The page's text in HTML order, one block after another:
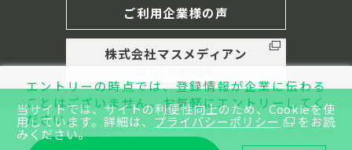
エントリーの時点では、登録情報が企業に伝わる
ことはございません。お気軽にエントリーしてく
ださい。
履歴書・職務経歴書の書き方
コラム
イベントレポート
転職成功までの流れ
キャリア相談(MD紹介)
グリーンジョブとは
よくあるご質問
ご利用企業様の声
株式会社マスメディアン
サービス利用規約 プライバシーポリシー
当サイトでは、サイトの利便性向上のため、Cookieを使
用しています。詳細は、 プライバシーポリシー をお読
みください。